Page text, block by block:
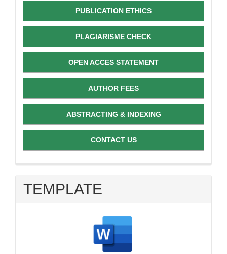
PUBLICATION ETHICS
PLAGIARISME CHECK
OPEN ACCES STATEMENT
AUTHOR FEES
ABSTRACTING & INDEXING
CONTACT US
TEMPLATE